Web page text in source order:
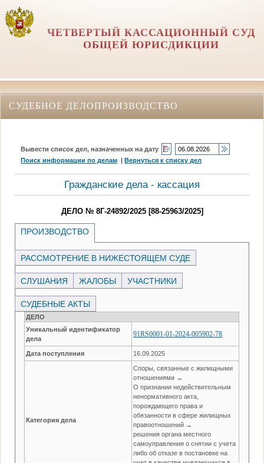
ЧЕТВЕРТЫЙ КАССАЦИОННЫЙ СУД
ОБЩЕЙ ЮРИСДИКЦИИ
СУДЕБНОЕ ДЕЛОПРОИЗВОДСТВО
Вывести список дел, назначенных на дату
Поиск информации по делам |Вернуться к списку дел
Гражданские дела - кассация
ДЕЛО № 8Г-24892/2025 [88-25963/2025]
ПРОИЗВОДСТВО
РАССМОТРЕНИЕ В НИЖЕСТОЯЩЕМ СУДЕ
СЛУШАНИЯ ЖАЛОБЫ УЧАСТНИКИ
СУДЕБНЫЕ АКТЫ
ДЕЛО
Уникальный идентификатор
дела
91RS0001-01-2024-005902-78
Дата поступления 16.09.2025
Категория дела
Споры, связанные с жилищными
отношениями →
О признании недействительным
ненормативного акта,
порождающего права и
обязанности в сфере жилищных
правоотношений →
решения органа местного
самоуправления о снятии с учета
либо об отказе в постановке на